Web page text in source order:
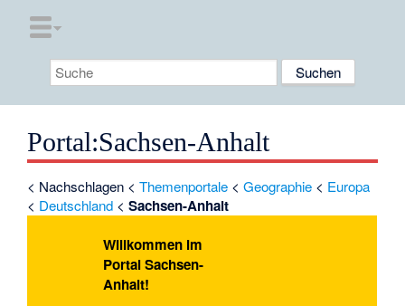
Portal:Sachsen-Anhalt
< Nachschlagen <Themenportale <Geographie < Europa
< Deutschland <Sachsen-Anhalt
Willkommen im
Portal Sachsen-
Anhalt!